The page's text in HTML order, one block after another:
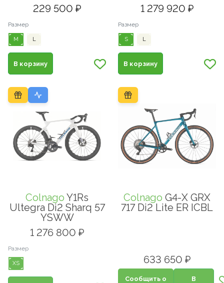
229 500 ₽
Размер
M L
В корзину
1 279 920 ₽
Размер
S L
В корзину
Colnago Y1Rs
Ultegra Di2 Sharq 57
YSWW
1 276 800 ₽
Размер
XS
Colnago G4-X GRX
717 Di2 Lite ER ICBL
633 650 ₽
Сообщить о
В